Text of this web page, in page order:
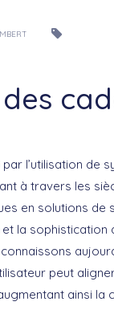
l’utilisation de
à travers les
en solutions de
la sophistication
peut
ainsi la